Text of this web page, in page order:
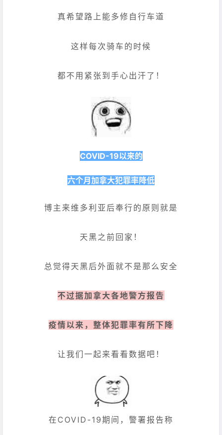
真希望路上能多修自行车道
这样每次骑车的时候
都不用紧张到手心出汗了！
COVID-19以来的
六个月加拿大犯罪率降低
博主来维多利亚后奉行的原则就是
天黑之前回家！
总觉得天黑后外面就不是那么安全
不过据加拿大各地警方报告
疫情以来，整体犯罪率有所下降
让我们一起来看看数据吧！
在COVID-19期间，警署报告称